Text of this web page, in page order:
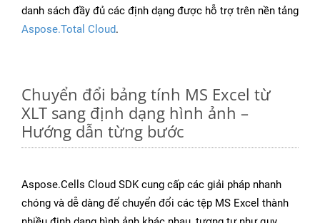
danh sách đầy đủ các định dạng được hỗ trợ trên nền tảng
Aspose.Total Cloud.
Chuyển đổi bảng tính MS Excel từ
XLT sang định dạng hình ảnh –
Hướng dẫn từng bước
Aspose.Cells Cloud SDK cung cấp các giải pháp nhanh
chóng và dễ dàng để chuyển đổi các tệp MS Excel thành